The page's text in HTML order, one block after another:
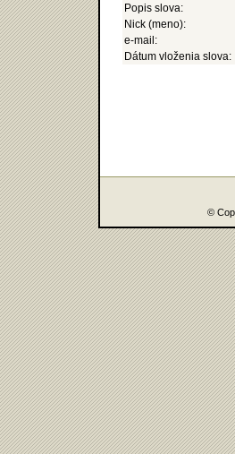
Popis slova:
Nick (meno):
e-mail:
Dátum vloženia slova:
©